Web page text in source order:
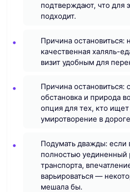
подтверждают, что для
подходит.
Причина остановиться:
качественная халяль-
визит удобным для
Причина остановиться:
обстановка и природа
опция для тех, кто
умиротворение в
Подумать дважды:
полностью уединенный
транспорта,
варьироваться —
мешала бы.